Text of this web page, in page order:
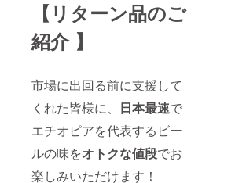
【リターン品のご
紹介 】
市場に出回る前に支援して
くれた皆様に、 日本最速で
エチオピアを代表するビー
ルの味をオトクな値段でお
楽しみいただけます！